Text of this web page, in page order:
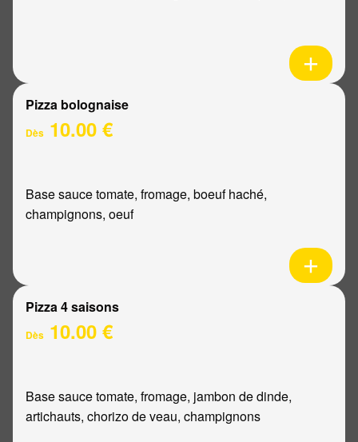
Pizza bolognaise
Dès 10.00 €
Base sauce tomate, fromage, boeuf haché,
champignons, oeuf
Pizza 4 saisons
Dès 10.00 €
Base sauce tomate, fromage, jambon de dinde,
artichauts, chorizo de veau, champignons